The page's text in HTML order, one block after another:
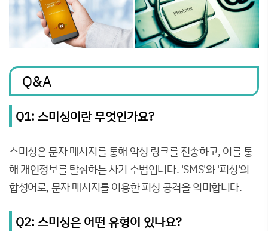
Q&A
Q1: 스미싱이란 무엇인가요?
스미싱은 문자 메시지를 통해 악성 링크를 전송하고, 이를 통
해 개인정보를 탈취하는 사기 수법입니다. 'SMS'와 '피싱'의
합성어로, 문자 메시지를 이용한 피싱 공격을 의미합니다.
Q2: 스미싱은 어떤 유형이 있나요?